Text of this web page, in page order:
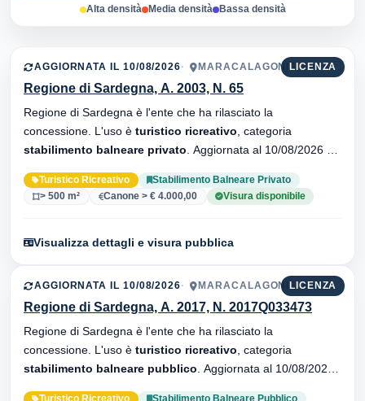
Alta densità Media densità Bassa densità
LICENZA
AGGIORNATA IL 10/08/2026 MARACALAGONIS, 09040
Regione di Sardegna, A. 2003, N. 65
Regione di Sardegna è l'ente che ha rilasciato la
concessione. L'uso è turistico ricreativo , categoria
stabilimento balneare privato
Turistico Ricreativo
Stabilimento Balneare Privato
> 500 m²
Canone > € 4.000,00 Visura disponibile
Visualizza dettagli e visura pubblica
LICENZA
AGGIORNATA IL 10/08/2026 MARACALAGONIS, 09040
Regione di Sardegna, A. 2017, N. 2017Q033473
Regione di Sardegna è l'ente che ha rilasciato la
concessione. L'uso è turistico ricreativo , categoria
stabilimento balneare pubblico
Turistico Ricreativo
Stabilimento Balneare Pubblico